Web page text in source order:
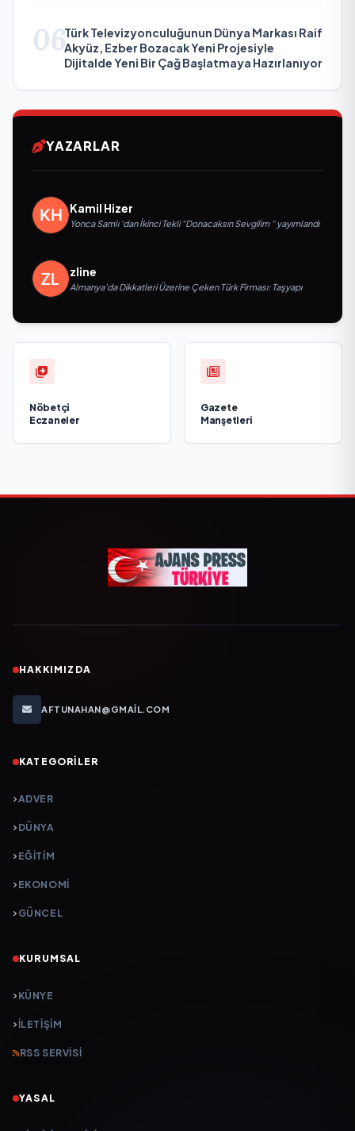
06Türk Televizyonculuğunun Dünya Markası Raif
Akyüz, Ezber Bozacak Yeni Projesiyle
Dijitalde Yeni Bir Çağ Başlatmaya Hazırlanıyor
YAZARLAR
Kamil Hizer
Yonca Samlı ‘dan İkinci Tekli “Donacaksın Sevgilim “ yayımlandı
zline
Almanya’da Dikkatleri Üzerine Çeken Türk Firması: Taşyapı
Nöbetçi
Eczaneler
Gazete
Manşetleri
HAKKIMIZDA
AFTUNAHAN@GMAIL.COM
KATEGORILER
ADVER
DÜNYA
EĞİTİM
EKONOMİ
GÜNCEL
KURUMSAL
KÜNYE
İLETIŞIM
RSS SERVISI
YASAL